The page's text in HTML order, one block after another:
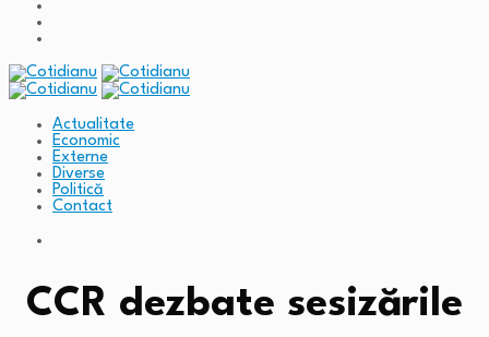
Actualitate
Economic
Externe
Diverse
Politică
Contact
CCR dezbate sesizările